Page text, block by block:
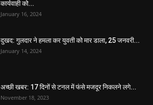
कार्यवाही को...
January 16, 2024
दुखद: गुलदार ने हमला कर युवती को मार डाला, 25 जनवरी...
January 14, 2024
अच्छी खबर: 17 दिनों से टनल में फंसे मजदूर निकलने लगे...
November 18, 2023